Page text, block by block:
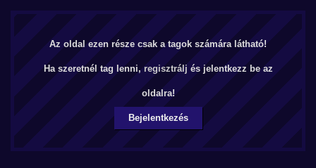
Az oldal ezen része csak a tagok számára látható!
Ha szeretnél tag lenni, regisztrálj és jelentkezz be az
oldalra!
Bejelentkezés